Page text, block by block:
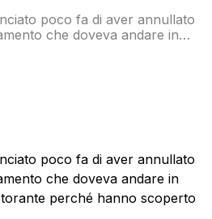
poco fa di aver annullato
che doveva andare in
domani era previsto il
di autofinanziamento per la
Basta”, ma proprio nelle
poco fa di aver annullato
che doveva andare in
perché hanno scoperto